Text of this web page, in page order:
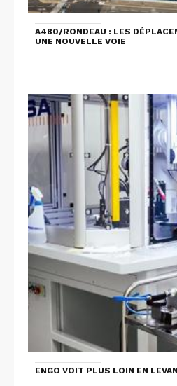
A480/RONDEAU : LES
UNE NOUVELLE VOIE
ENGO VOIT PLUS LOIN EN